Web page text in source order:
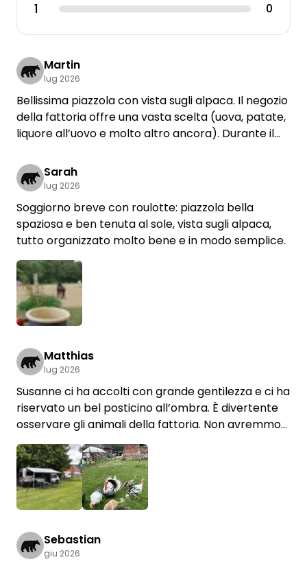
1 0
Martin
lug 2026
Bellissima piazzola con vista sugli alpaca. Il negozio
della fattoria offre una vasta scelta (uova, patate,
liquore all’uovo e molto altro ancora). Durante il
ferroviaria, ma di notte era molto tranquillo. Ci
torneremmo sicuramente.
Sarah
lug 2026
Soggiorno breve con roulotte: piazzola bella
spaziosa e ben tenuta al sole, vista sugli alpaca,
tutto organizzato molto bene e in modo semplice.
Matthias
lug 2026
Susanne ci ha accolti con grande gentilezza e ci ha
riservato un bel posticino all’ombra. È divertente
osservare gli animali della fattoria. Non avremmo
mai immaginato che fosse così divertente
osservare la vita sociale dei tacchini! Per caso
c’era proprio il mercatino dell’usato della fattoria,
ed è stato molto interessante.
Torneremo volentieri
Sebastian
giu 2026